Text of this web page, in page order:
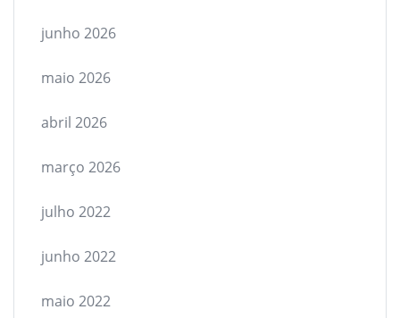
junho 2026
maio 2026
abril 2026
março 2026
julho 2022
junho 2022
maio 2022